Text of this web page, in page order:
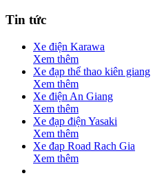
Tin tức
Xe điện Karawa
Xem thêm
Xe đạp thể thao kiên giang
Xem thêm
Xe điện An Giang
Xem thêm
Xe đạp điện Yasaki
Xem thêm
Xe đap Road Rach Gia
Xem thêm